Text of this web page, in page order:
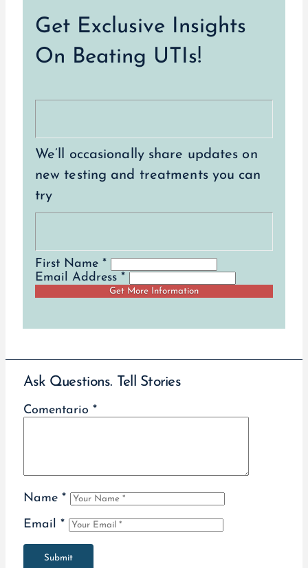
Get Exclusive Insights
On Beating UTIs!
We’ll occasionally share updates on
new testing and treatments you can
try
First Name *
Email Address *
Ask Questions. Tell Stories
Comentario *
Name *
Email *
Submit